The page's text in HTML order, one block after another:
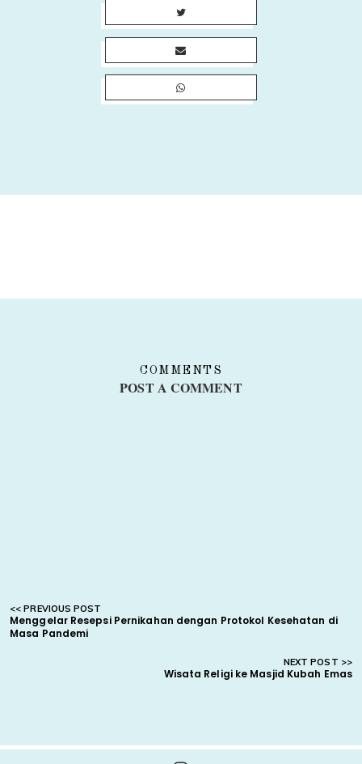
COMMENTS
POST A COMMENT
Menggelar Resepsi Pernikahan dengan Protokol Kesehatan di
Masa Pandemi
Wisata Religi ke Masjid Kubah Emas